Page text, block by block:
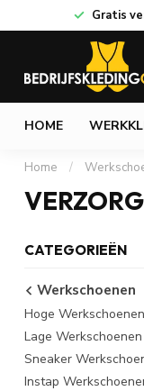
Gratis
HOME
Home /
CATEGORIEËN
Werkschoenen
Hoge Werkschoenen
Lage Werkschoenen
Sneaker
Instap